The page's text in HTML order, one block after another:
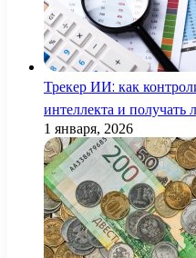
Трекер ИИ: как
интеллекта и получать
1 января, 2026